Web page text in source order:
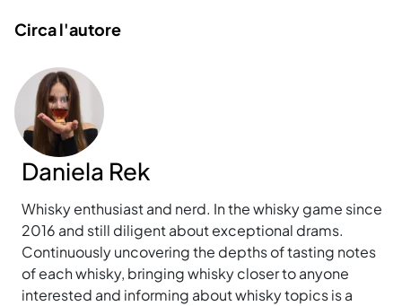
Circa l'autore
Daniela Rek
Whisky enthusiast and nerd. In the whisky game since
2016 and still diligent about exceptional drams.
Continuously uncovering the depths of tasting notes
of each whisky, bringing whisky closer to anyone
interested and informing about whisky topics is a